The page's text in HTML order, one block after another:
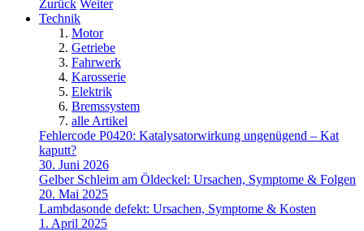
Zurück Weiter
Technik
Motor
Getriebe
Fahrwerk
Karosserie
Elektrik
Bremssystem
alle Artikel
Fehlercode P0420: Katalysatorwirkung ungenügend – Kat
kaputt?
30. Juni 2026
Gelber Schleim am Öldeckel: Ursachen, Symptome & Folgen
20. Mai 2025
Lambdasonde defekt: Ursachen, Symptome & Kosten
1. April 2025